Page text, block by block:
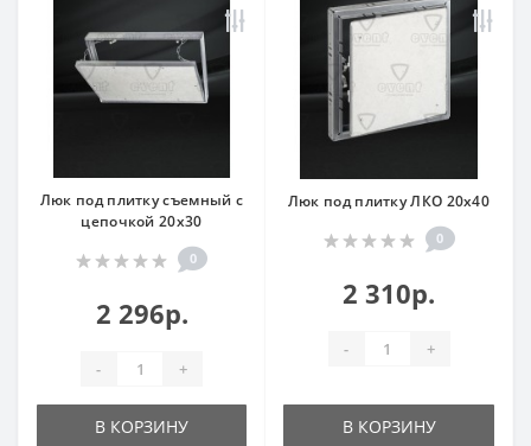
Люк под плитку съемный с
цепочкой 20x30
0
2 296р.
- +
В КОРЗИНУ
Люк под плитку ЛКО 20x40
0
2 310р.
- +
В КОРЗИНУ